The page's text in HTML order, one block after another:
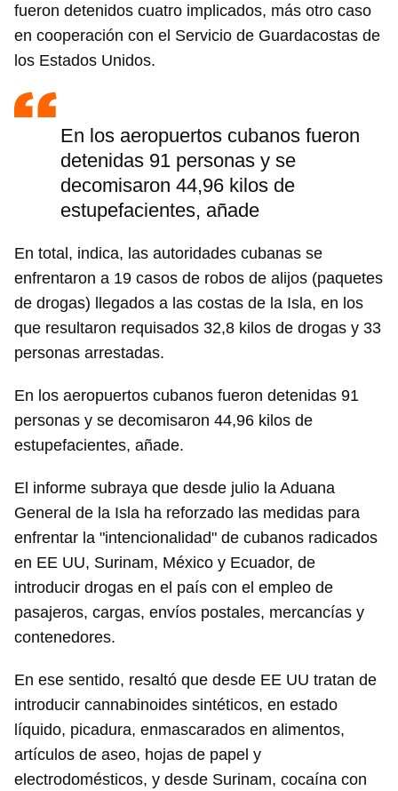
fueron detenidos cuatro implicados, más otro caso
en cooperación con el Servicio de Guardacostas de
los Estados Unidos.
En los aeropuertos cubanos fueron
detenidas 91 personas y se
decomisaron 44,96 kilos de
estupefacientes, añade
En total, indica, las autoridades cubanas se
enfrentaron a 19 casos de robos de alijos (paquetes
de drogas) llegados a las costas de la Isla, en los
que resultaron requisados 32,8 kilos de drogas y 33
personas arrestadas.
En los aeropuertos cubanos fueron detenidas 91
personas y se decomisaron 44,96 kilos de
estupefacientes, añade.
El informe subraya que desde julio la Aduana
General de la Isla ha reforzado las medidas para
enfrentar la "intencionalidad" de cubanos radicados
en EE UU, Surinam, México y Ecuador, de
introducir drogas en el país con el empleo de
pasajeros, cargas, envíos postales, mercancías y
contenedores.
En ese sentido, resaltó que desde EE UU tratan de
introducir cannabinoides sintéticos, en estado
líquido, picadura, enmascarados en alimentos,
artículos de aseo, hojas de papel y
electrodomésticos, y desde Surinam, cocaína con